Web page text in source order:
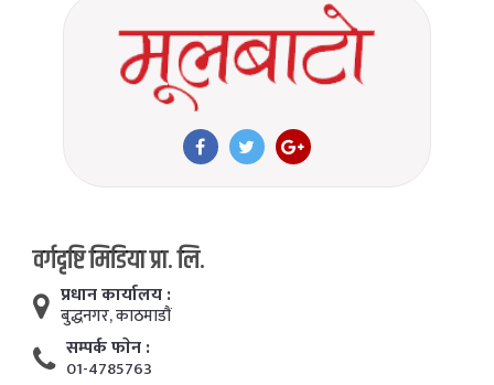
वर्गदृष्टि मिडिया प्रा. लि.
प्रधान कार्यालय :
बुद्धनगर, काठमाडाैं
सम्पर्क फाेन :
01-4785763